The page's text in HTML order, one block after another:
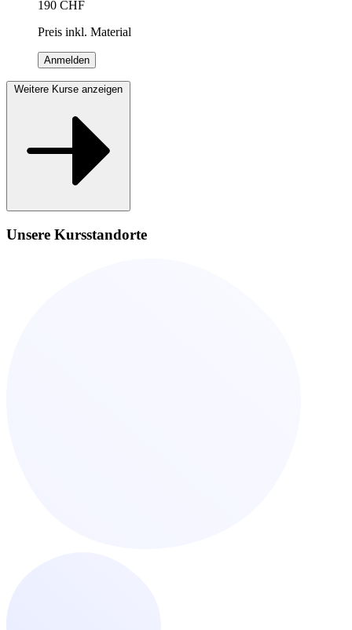
190 CHF
Preis inkl. Material
Anmelden
Weitere Kurse anzeigen
Unsere Kursstandorte